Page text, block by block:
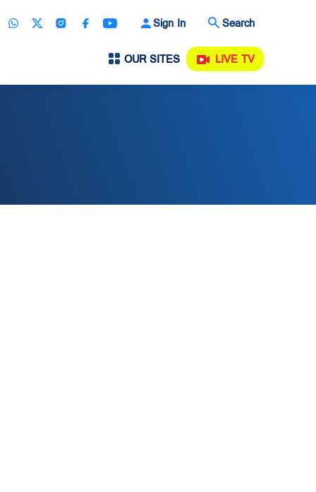
Sign In Search
OUR SITES LIVE TV